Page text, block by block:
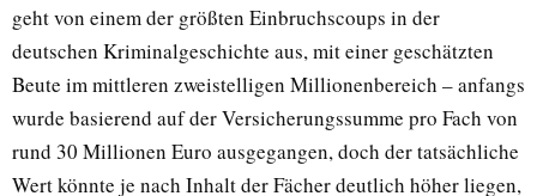
geht von einem der größten Einbruchscoups in der
deutschen Kriminalgeschichte aus, mit einer geschätzten
Beute im mittleren zweistelligen Millionenbereich – anfangs
wurde basierend auf der Versicherungssumme pro Fach von
rund 30 Millionen Euro ausgegangen, doch der tatsächliche
Wert könnte je nach Inhalt der Fächer deutlich höher liegen,